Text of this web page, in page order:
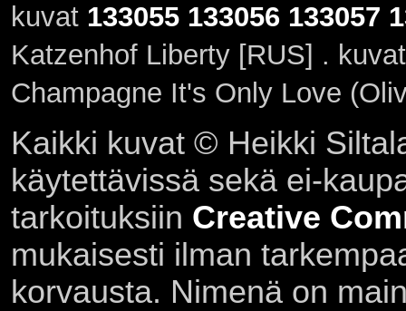
kuvat 133055 133056 133057
Katzenhof Liberty [RUS] .
Champagne It's Only Love
Kaikki kuvat © Heikki
käytettävissä sekä ei-
tarkoituksiin Creative
mukaisesti ilman
korvausta. Nimenä on